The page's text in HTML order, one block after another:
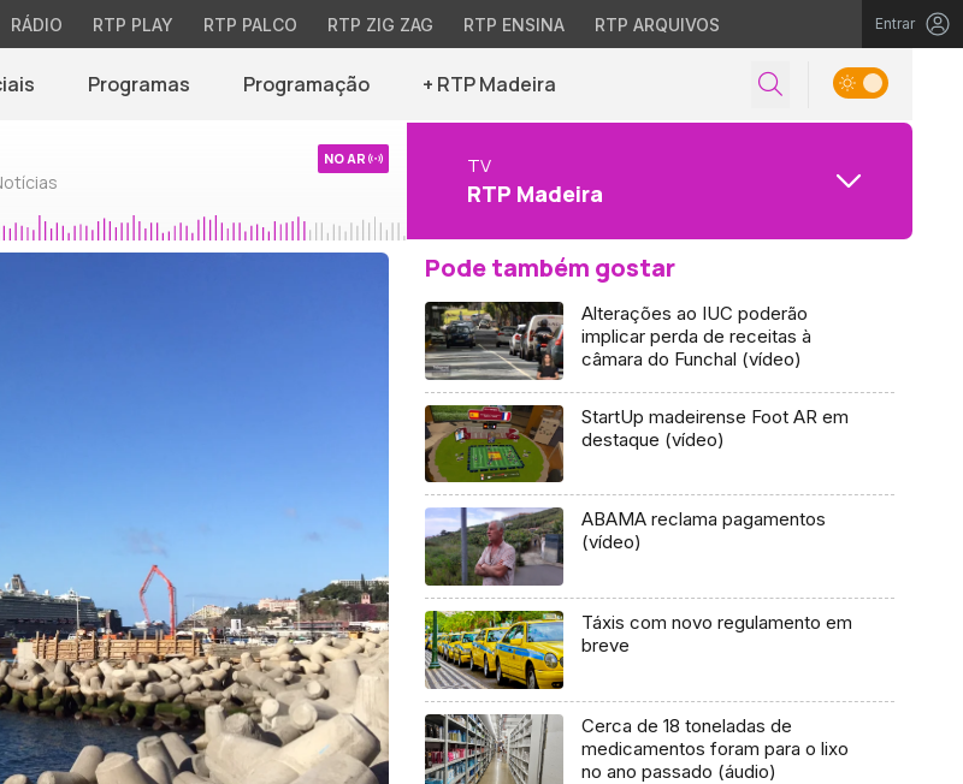
RÁDIO RTP PLAY RTP PALCO RTP ZIG ZAG RTP ENSINA RTP ARQUIVOS Entrar
Programas Programação + RTP Madeira
NO AR TV
RTP Madeira
Pode também gostar
Alterações ao IUC poderão
implicar perda de receitas à
câmara do Funchal (vídeo)
StartUp madeirense Foot AR em
destaque (vídeo)
ABAMA reclama pagamentos
(vídeo)
Táxis com novo regulamento em
breve
Cerca de 18 toneladas de
medicamentos foram para o lixo
no ano passado (áudio)